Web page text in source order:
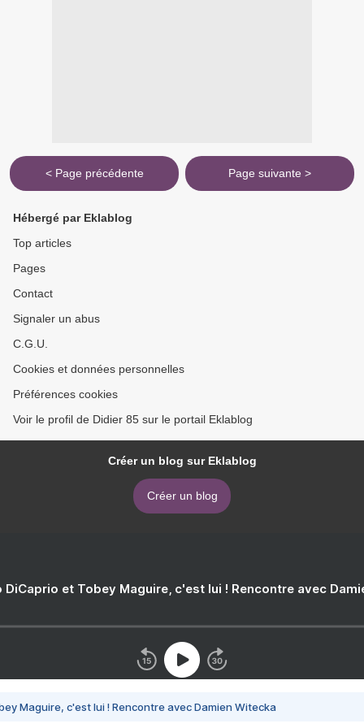
< Page précédente Page suivante >
Hébergé par Eklablog
Top articles
Pages
Contact
Signaler un abus
C.G.U.
Cookies et données personnelles
Préférences cookies
Voir le profil de Didier 85 sur le portail Eklablog
Créer un blog sur Eklablog
Créer un blog
DiCaprio et Tobey Maguire, c'est lui ! Rencontre avec
Maguire, c'est lui ! Rencontre avec Damien Witecka